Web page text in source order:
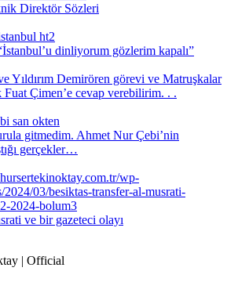
Direktör Sözleri
dinliyorum gözlerim kapalı”
Fuat Çimen’e cevap verebilirim. . .
gitmedim. Ahmet Nur Çebi’nin
gerçekler…
ve bir gazeteci olayı
| Official